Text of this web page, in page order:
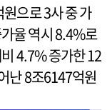
으로 3사 중 가
율 역시 8.4%로
4.7% 증가한 12
난 8조6147억원